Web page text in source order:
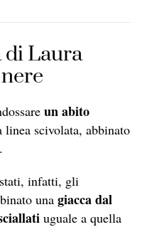
di Laura
un abito
linea scivolata, abbinato
infatti, gli
una giacca dal
uguale a quella